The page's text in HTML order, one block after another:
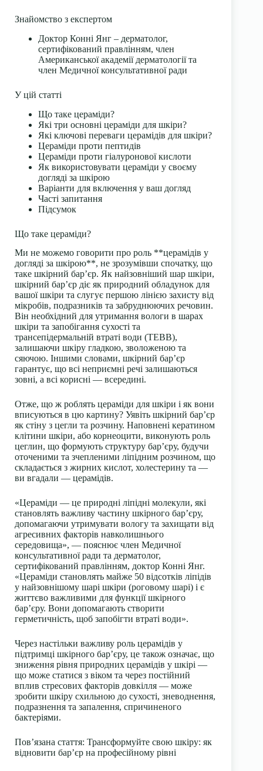
Знайомство з експертом
Доктор Конні Янг – дерматолог,
сертифікований правлінням, член
Американської академії дерматології та
член Медичної консультативної ради
У цій статті
Що таке цераміди?
Які три основні цераміди для шкіри?
Які ключові переваги церамідів для шкіри?
Цераміди проти пептидів
Цераміди проти гіалуронової кислоти
Як використовувати цераміди у своєму
догляді за шкірою
Варіанти для включення у ваш догляд
Часті запитання
Підсумок
Що таке цераміди?
Ми не можемо говорити про роль **церамідів у
догляді за шкірою**, не зрозумівши спочатку, що
таке шкірний бар’єр. Як найзовніший шар шкіри,
шкірний бар’єр діє як природний обладунок для
вашої шкіри та слугує першою лінією захисту від
мікробів, подразників та забруднюючих речовин.
Він необхідний для утримання вологи в шарах
шкіри та запобігання сухості та
трансепідермальній втраті води (ТЕВВ),
залишаючи шкіру гладкою, зволоженою та
сяючою. Іншими словами, шкірний бар’єр
гарантує, що всі неприємні речі залишаються
зовні, а всі корисні — всередині.
Отже, що ж роблять цераміди для шкіри і як вони
вписуються в цю картину? Уявіть шкірний бар’єр
як стіну з цегли та розчину. Наповнені кератином
клітини шкіри, або корнеоцити, виконують роль
цеглин, що формують структуру бар’єру, будучи
оточеними та зчепленими ліпідним розчином, що
складається з жирних кислот, холестерину та —
ви вгадали — церамідів.
«Цераміди — це природні ліпідні молекули, які
становлять важливу частину шкірного бар’єру,
допомагаючи утримувати вологу та захищати від
агресивних факторів навколишнього
середовища», — пояснює член Медичної
консультативної ради та дерматолог,
сертифікований правлінням, доктор Конні Янг.
«Цераміди становлять майже 50 відсотків ліпідів
у найзовнішому шарі шкіри (роговому шарі) і є
життєво важливими для функції шкірного
бар’єру. Вони допомагають створити
герметичність, щоб запобігти втраті води».
Через настільки важливу роль церамідів у
підтримці шкірного бар’єру, це також означає, що
зниження рівня природних церамідів у шкірі —
що може статися з віком та через постійний
вплив стресових факторів довкілля — може
зробити шкіру схильною до сухості, зневоднення,
подразнення та запалення, спричиненого
бактеріями.
Пов’язана стаття: Трансформуйте свою шкіру: як
відновити бар’єр на професійному рівні